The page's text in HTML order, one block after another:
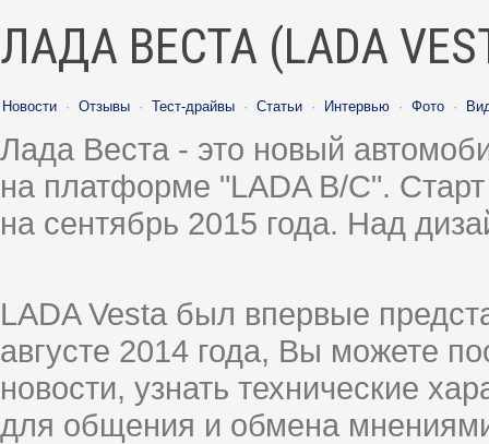
ЛАДА ВЕСТА (LADA
Новости · Отзывы · Тест-драйвы · Статьи · Интервью · Фото ·
Лада Веста - это новый
на платформе "LADA B/C".
на сентябрь 2015 года. Над
LADA Vesta был впервые
августе 2014 года, Вы можете
новости, узнать технические
для общения и обмена